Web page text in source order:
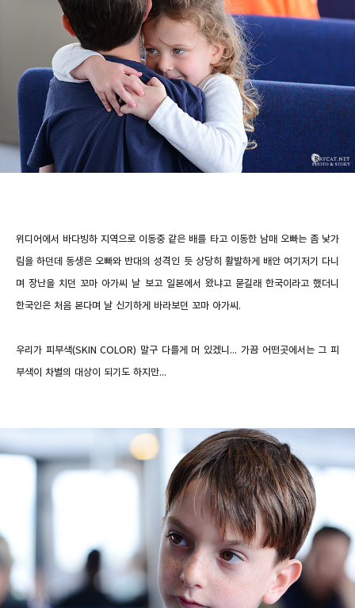
위디어에서 바다빙하 지역으로 이동중 같은 배를 타고 이동한 남매 오빠는 좀 낯가
림을 하던데 동생은 오빠와 반대의 성격인 듯 상당히 활발하게 배안 여기저기 다니
며 장난을 치던 꼬마 아가씨 날 보고 일본에서 왔냐고 묻길래 한국이라고 했더니
한국인은 처음 본다며 날 신기하게 바라보던 꼬마 아가씨.
우리가 피부색(SKIN COLOR) 말구 다를게 머 있겠니... 가끔 어떤곳에서는 그 피
부색이 차별의 대상이 되기도 하지만...